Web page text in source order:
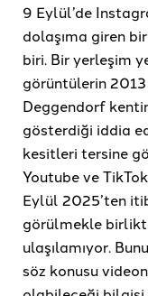
9 Eylül’de
dolaşıma giren
biri. Bir yerleşim
görüntülerin 2013
Deggendorf
gösterdiği iddia
kesitleri tersine
Youtube ve
Eylül 2025’ten
görülmekle
ulaşılamıyor.
söz konusu